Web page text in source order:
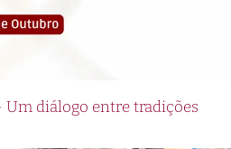
Um diálogo entre tradições